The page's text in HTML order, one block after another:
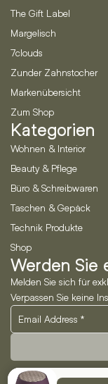
The Gift Label
Margelisch
7clouds
Zunder Zahnstocher
Markenübersicht
Zum Shop
Kategorien
Wohnen & Interior
Beauty & Pflege
Büro & Schreibwaren
Taschen & Gepäck
Technik Produkte
Shop
Werden Sie
Melden Sie sich für
Verpassen Sie keine